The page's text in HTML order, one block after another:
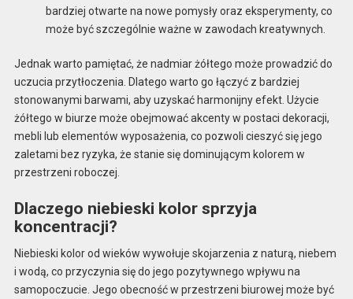
bardziej otwarte na nowe pomysły oraz eksperymenty, co
może być szczególnie ważne w zawodach kreatywnych.
Jednak warto pamiętać, że nadmiar żółtego może prowadzić do
uczucia przytłoczenia. Dlatego warto go łączyć z bardziej
stonowanymi barwami, aby uzyskać harmonijny efekt. Użycie
żółtego w biurze może obejmować akcenty w postaci dekoracji,
mebli lub elementów wyposażenia, co pozwoli cieszyć się jego
zaletami bez ryzyka, że stanie się dominującym kolorem w
przestrzeni roboczej.
Dlaczego niebieski kolor sprzyja
koncentracji?
Niebieski kolor od wieków wywołuje skojarzenia z naturą, niebem
i wodą, co przyczynia się do jego pozytywnego wpływu na
samopoczucie. Jego obecność w przestrzeni biurowej może być